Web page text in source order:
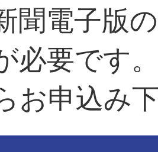
聞電子版
必要です
お申込み